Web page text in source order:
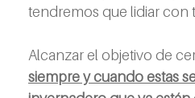
tendremos que lidiar con
Alcanzar el objetivo de
siempre y cuando estas